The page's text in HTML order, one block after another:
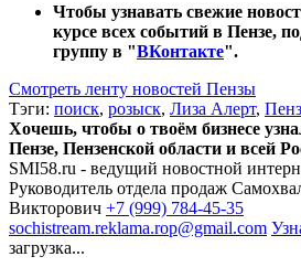
Чтобы узнавать свежие
курсе всех событий в Пензе,
группу в "ВКонтакте".
Смотреть ленту новостей Пензы
Тэги: поиск, розыск, Лиза Алерт,
Хочешь, чтобы о твоём бизнесе
Пензе, Пензенской области и всей
SMI58.ru - ведущий новостной
Руководитель отдела продаж
Викторович +7 (999) 784-45-35
sochistream.reklama.rop@gmail.com
загрузка...